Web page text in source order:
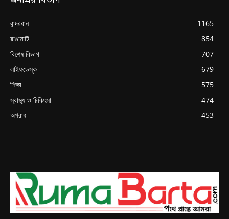
বান্দরবান
1165
রাঙামাটি
854
বিশেষ বিভাগ
707
লাইফডেস্ক
679
শিক্ষা
575
স্বাস্থ্য ও চিকিৎসা
474
অপরাধ
453